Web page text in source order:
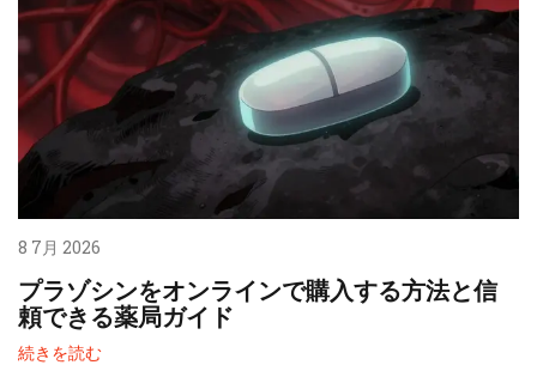
8 7月 2026
プラゾシンをオンラインで購入する方法と信
頼できる薬局ガイド
続きを読む